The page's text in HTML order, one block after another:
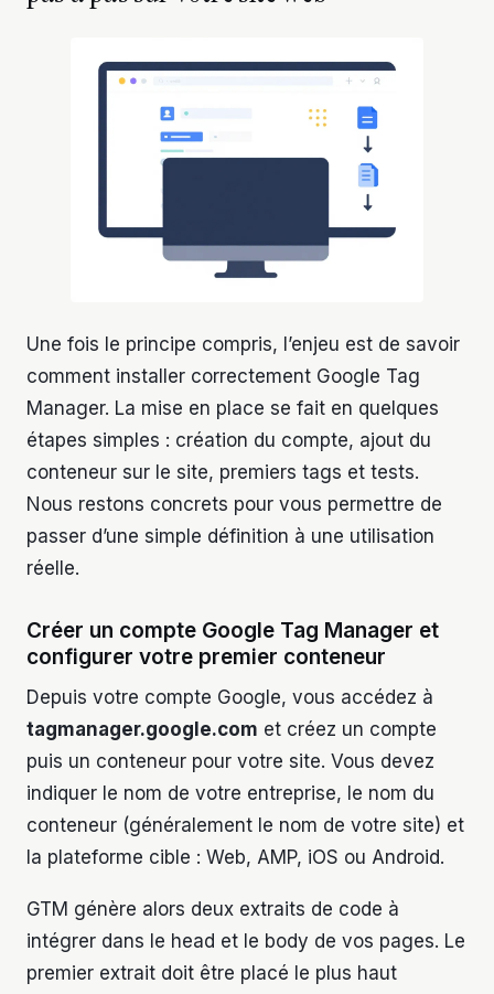
Une fois le principe compris, l’enjeu est de savoir
comment installer correctement Google Tag
Manager. La mise en place se fait en quelques
étapes simples : création du compte, ajout du
conteneur sur le site, premiers tags et tests.
Nous restons concrets pour vous permettre de
passer d’une simple définition à une utilisation
réelle.
Créer un compte Google Tag Manager et
configurer votre premier conteneur
Depuis votre compte Google, vous accédez à
tagmanager.google.com et créez un compte
puis un conteneur pour votre site. Vous devez
indiquer le nom de votre entreprise, le nom du
conteneur (généralement le nom de votre site) et
la plateforme cible : Web, AMP, iOS ou Android.
GTM génère alors deux extraits de code à
intégrer dans le head et le body de vos pages. Le
premier extrait doit être placé le plus haut